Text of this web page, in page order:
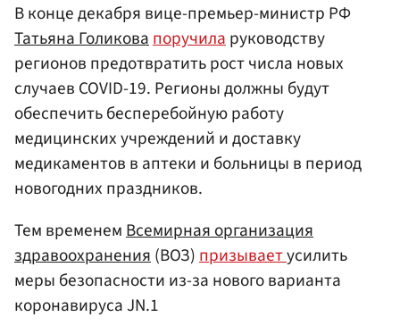
В конце декабря вице-премьер-министр РФ
Татьяна Голиковапоручиларуководству
регионов предотвратить рост числа новых
случаев COVID-19. Регионы должны будут
обеспечить бесперебойную работу
медицинских учреждений и доставку
медикаментов в аптеки и больницы в период
новогодних праздников.
Тем временемВсемирная организация
здравоохранения(ВОЗ)призываетусилить
меры безопасности из-за нового варианта
коронавируса JN.1